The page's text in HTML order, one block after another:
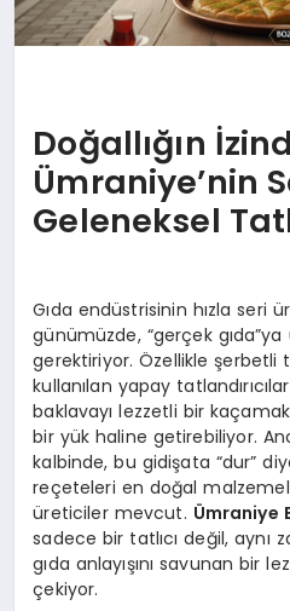
Doğallığın
Ümraniye’nin
Geleneksel
Gıda endüstrisinin hızla seri
günümüzde, “gerçek
gerektiriyor. Özellikle şerbetli
kullanılan yapay
baklavayı lezzetli bir
bir yük haline getirebiliyor.
kalbinde, bu gidişata “dur”
reçeteleri en doğal
üreticiler mevcut. Ümraniye
sadece bir tatlıcı değil, aynı
gıda anlayışını savunan bir
çekiyor.